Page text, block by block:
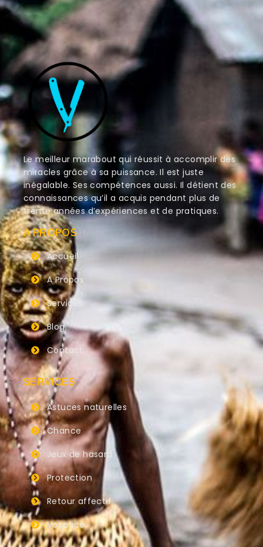
Le meilleur marabout qui réussit à accomplir des
miracles grâce à sa puissance. Il est juste
inégalable. Ses compétences aussi. Il détient des
connaissances qu’il a acquis pendant plus de
trente années d’expériences et de pratiques.
A PROPOS
Accueil
A Propos
Services
Blog
Contact
SERVICES
Astuces naturelles
Chance
Jeux de hasard
Protection
Retour affectif
Voyance